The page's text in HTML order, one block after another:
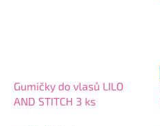
Gumičky do vlasů LILO
AND STITCH 3 ks